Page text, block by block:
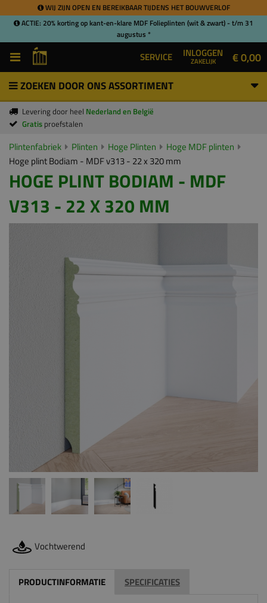
WIJ ZIJN OPEN EN BEREIKBAAR TIJDENS HET BOUWVERLOF
ACTIE: 20% korting op kant-en-klare MDF Folieplinten (wit & zwart) - t/m 31
augustus *
SERVICE INLOGGEN
ZAKELIJK € 0,00
ZOEKEN DOOR ONS ASSORTIMENT
Levering door heel Nederland en België
Gratis proefstalen
Plintenfabriek Plinten Hoge Plinten
Hoge MDF plinten
Hoge plint Bodiam - MDF v313 - 22 x 320 mm
HOGE PLINT BODIAM - MDF
V313 - 22 X 320 MM
Vochtwerend
PRODUCTINFORMATIE SPECIFICATIES